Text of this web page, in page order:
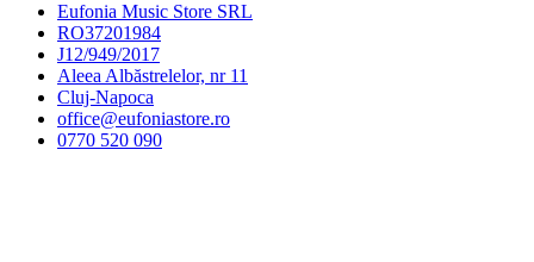
Eufonia Music Store SRL
RO37201984
J12/949/2017
Aleea Albăstrelelor, nr 11
Cluj-Napoca
office@eufoniastore.ro
0770 520 090